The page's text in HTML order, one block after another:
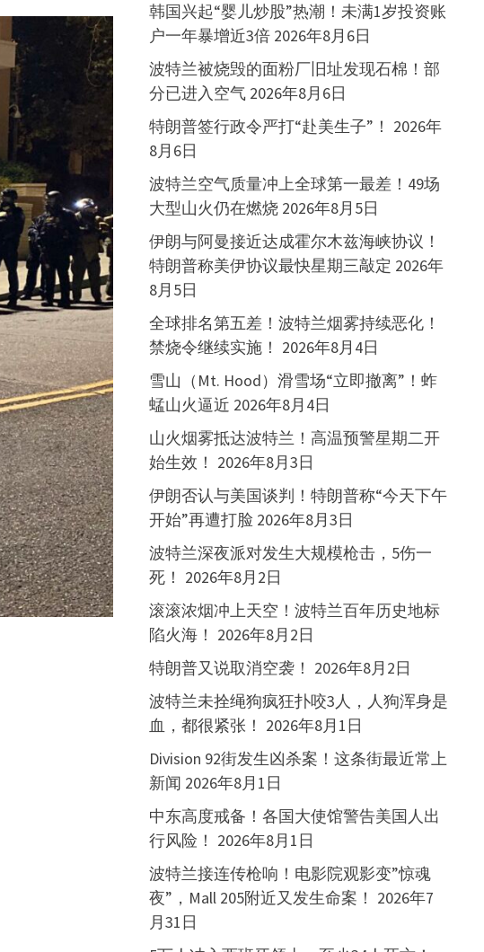
韩国兴起“婴儿炒股”热潮！未满1岁投资账
户一年暴增近3倍 2026年8月6日
波特兰被烧毁的面粉厂旧址发现石棉！部
分已进入空气 2026年8月6日
特朗普签行政令严打“赴美生子”！ 2026年
8月6日
波特兰空气质量冲上全球第一最差！49场
大型山火仍在燃烧 2026年8月5日
伊朗与阿曼接近达成霍尔木兹海峡协议！
特朗普称美伊协议最快星期三敲定 2026年
8月5日
全球排名第五差！波特兰烟雾持续恶化！
禁烧令继续实施！ 2026年8月4日
雪山（Mt. Hood）滑雪场“立即撤离”！蚱
蜢山火逼近 2026年8月4日
山火烟雾抵达波特兰！高温预警星期二开
始生效！ 2026年8月3日
伊朗否认与美国谈判！特朗普称“今天下午
开始”再遭打脸 2026年8月3日
波特兰深夜派对发生大规模枪击，5伤一
死！ 2026年8月2日
滚滚浓烟冲上天空！波特兰百年历史地标
陷火海！ 2026年8月2日
特朗普又说取消空袭！ 2026年8月2日
波特兰未拴绳狗疯狂扑咬3人，人狗浑身是
血，都很紧张！ 2026年8月1日
Division 92街发生凶杀案！这条街最近常上
新闻 2026年8月1日
中东高度戒备！各国大使馆警告美国人出
行风险！ 2026年8月1日
波特兰接连传枪响！电影院观影变”惊魂
夜”，Mall 205附近又发生命案！ 2026年7
月31日